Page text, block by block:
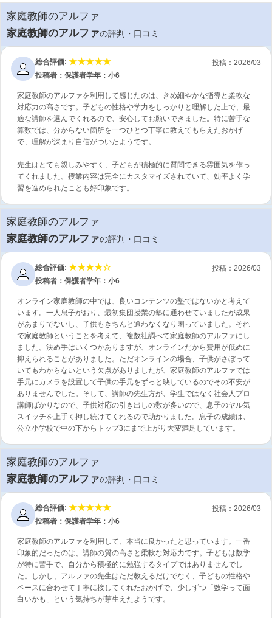
家庭教師のアルファ
家庭教師のアルファの評判・口コミ
投稿：2026/03
総合評価:
投稿者：保護者学年：小6
家庭教師のアルファを利用して感じたのは、きめ細やかな指導と柔軟な
対応力の高さです。子どもの性格や学力をしっかりと理解した上で、最
適な講師を選んでくれるので、安心してお願いできました。特に苦手な
算数では、分からない箇所を一つひとつ丁寧に教えてもらえたおかげ
で、理解が深まり自信がついたようです。
先生はとても親しみやすく、子どもが積極的に質問できる雰囲気を作っ
てくれました。授業内容は完全にカスタマイズされていて、効率よく学
習を進められたことも好印象です。
家庭教師のアルファ
家庭教師のアルファの評判・口コミ
投稿：2026/03
総合評価:
投稿者：保護者学年：小6
オンライン家庭教師の中では、良いコンテンツの塾ではないかと考えて
います。一人息子がおり、最初集団授業の塾に通わせていましたが成果
があまりでないし、子供もきちんと通わなくなり困っていました。それ
で家庭教師ということを考えて、複数社調べて家庭教師のアルファにし
ました。決め手はいくつかありますが、オンラインだから費用が低めに
抑えられることがありました。ただオンラインの場合、子供がさぼって
いてもわからないという欠点がありましたが、家庭教師のアルファでは
手元にカメラを設置して子供の手元をずっと映しているのでその不安が
ありませんでした。そして、講師の先生方が、学生ではなく社会人プロ
講師ばかりなので、子供対応の引き出しの数が多いので、息子のヤル気
スイッチを上手く押し続けてくれるので助かりました。息子の成績は、
公立小学校で中の下からトップ3にまで上がり大変満足しています。
家庭教師のアルファ
家庭教師のアルファの評判・口コミ
投稿：2026/03
総合評価:
投稿者：保護者学年：小6
家庭教師のアルファを利用して、本当に良かったと思っています。一番
印象的だったのは、講師の質の高さと柔軟な対応力です。子どもは数学
が特に苦手で、自分から積極的に勉強するタイプではありませんでし
た。しかし、アルファの先生はただ教えるだけでなく、子どもの性格や
ペースに合わせて丁寧に接してくれたおかげで、少しずつ「数学って面
白いかも」という気持ちが芽生えたようです。